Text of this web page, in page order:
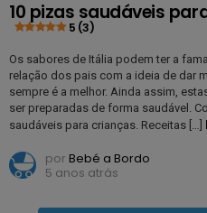
10 pizas saudáveis
5 (3)
Os sabores de Itália podem ter a
relação dos pais com a ideia de dar
sempre é a melhor. Ainda assim,
ser preparadas de forma saudável.
saudáveis para crianças. Receitas […]
por Bebé a Bordo
5 anos atrás